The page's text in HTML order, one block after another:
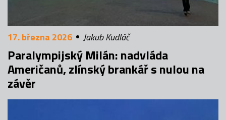
17. března 2026 Jakub Kudláč
Paralympijský Milán: nadvláda
Američanů, zlínský brankář s nulou na
závěr